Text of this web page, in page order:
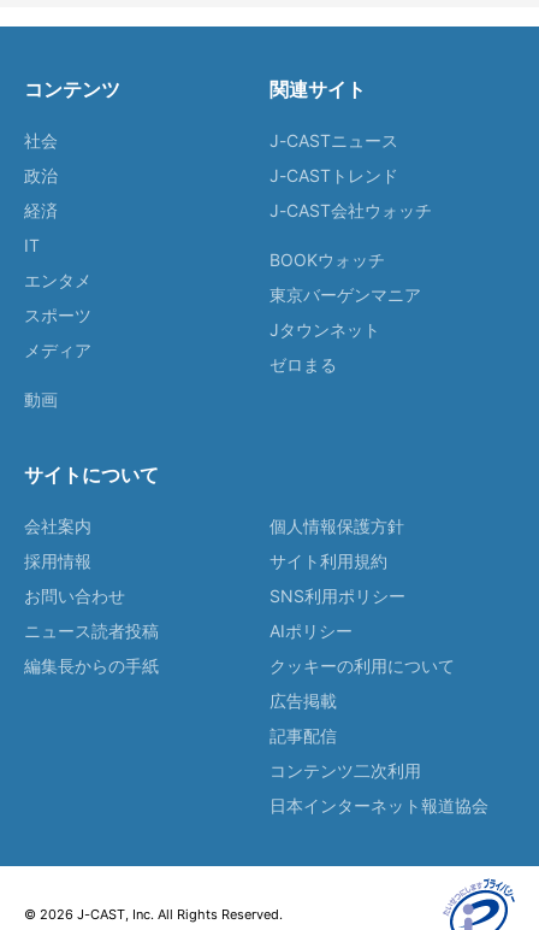
コンテンツ
社会
政治
経済
IT
エンタメ
スポーツ
メディア
動画
関連サイト
J-CASTニュース
J-CASTトレンド
J-CAST会社ウォッチ
BOOKウォッチ
東京バーゲンマニア
Jタウンネット
ゼロまる
サイトについて
会社案内
採用情報
お問い合わせ
ニュース読者投稿
編集長からの手紙
個人情報保護方針
サイト利用規約
SNS利用ポリシー
AIポリシー
クッキーの利用について
広告掲載
記事配信
コンテンツ二次利用
日本インターネット報道協会
© 2026 J-CAST, Inc. All Rights Reserved.